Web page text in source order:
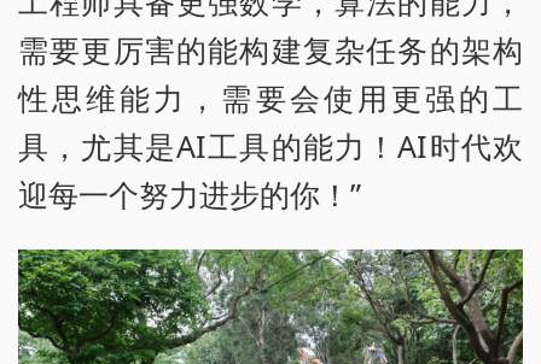
需要更厉害的能构建复杂任务的架构
性思维能力，需要会使用更强的工
具，尤其是AI工具的能力！AI时代欢
迎每一个努力进步的你！”